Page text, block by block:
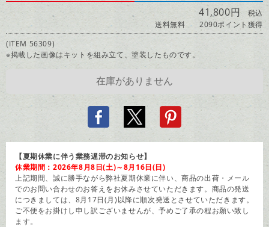
41,800円 税込
送料無料
2090ポイント獲得
(ITEM 56309)
※掲載した画像はキットを組み立て、塗装したものです。
【夏期休業に伴う業務遅滞のお知らせ】
休業期間：2026年8月8日(土)～8月16日(日)
上記期間、誠に勝手ながら弊社夏期休業に伴い、商品の出荷・メール
でのお問い合わせのお答えをお休みさせていただきます。商品の発送
につきましては、8月17日(月)以降に順次発送とさせていただきます。
ご不便をお掛けし申し訳ございませんが、予めご了承の程お願い致し
ます。